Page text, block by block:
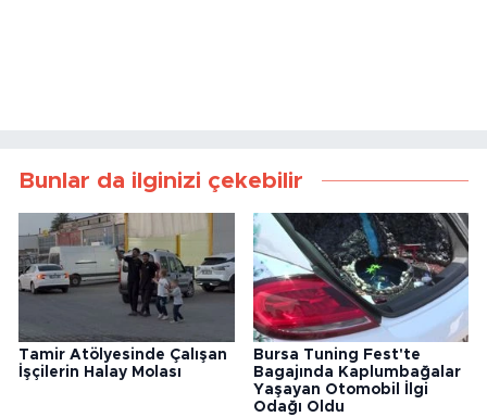
Bunlar da ilginizi çekebilir
Bursa Tuning Fest'te
Bagajında Kaplumbağalar